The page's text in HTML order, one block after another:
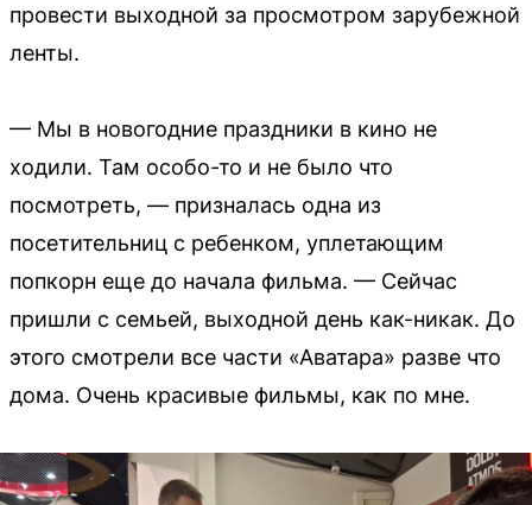
провести выходной за просмотром зарубежной
ленты.
— Мы в новогодние праздники в кино не
ходили. Там особо-то и не было что
посмотреть, — призналась одна из
посетительниц с ребенком, уплетающим
попкорн еще до начала фильма. — Сейчас
пришли с семьей, выходной день как-никак. До
этого смотрели все части «Аватара» разве что
дома. Очень красивые фильмы, как по мне.